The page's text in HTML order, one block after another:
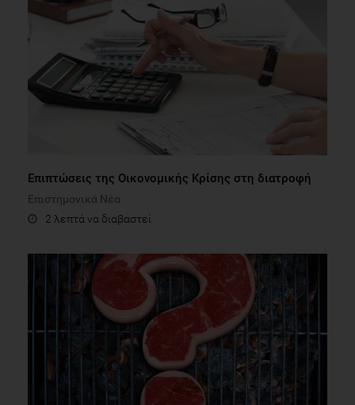
Επιπτώσεις της Οικονομικής Κρίσης στη διατροφή
Επιστημονικά Νέα
2 λεπτά να διαβαστεί